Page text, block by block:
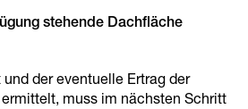
stehende Dachfläche
der eventuelle Ertrag der
muss im nächsten Schritt